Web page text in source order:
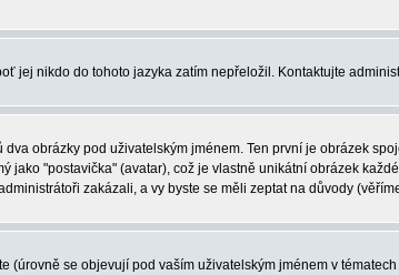
jej nikdo do tohoto jazyka zatím nepřeložil. Kontaktujte
obrázky pod uživatelským jménem. Ten první je obrázek
jako "postavička" (avatar), což je vlastně unikátní obrázek
zakázali, a vy byste se měli zeptat na důvody
(úrovně se objevují pod vaším uživatelským jménem v